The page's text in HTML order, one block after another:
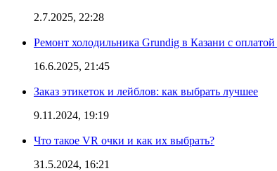
2.7.2025, 22:28
Ремонт холодильника Grundig в Казани с оплатой
16.6.2025, 21:45
Заказ этикеток и лейблов: как выбрать лучшее
9.11.2024, 19:19
Что такое VR очки и как их выбрать?
31.5.2024, 16:21